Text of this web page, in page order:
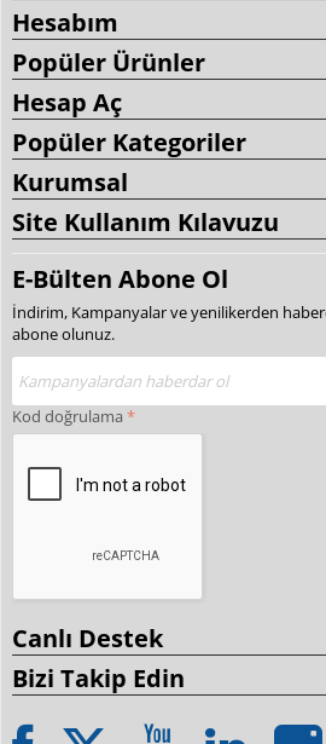
Hesabım
Popüler Ürünler
Hesap Aç
Popüler Kategoriler
Kurumsal
Site Kullanım Kılavuzu
E-Bülten Abone Ol
İndirim, Kampanyalar ve yenilikerden
abone olunuz.
Kod doğrulama
Canlı Destek
Bizi Takip Edin